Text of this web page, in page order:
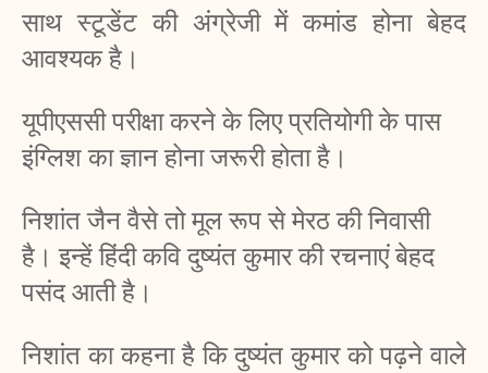
साथ स्टूडेंट की अंग्रेजी में कमांड होना बेहद
आवश्यक है।
यूपीएससी परीक्षा करने के लिए प्रतियोगी के पास
इंग्लिश का ज्ञान होना जरूरी होता है।
निशांत जैन वैसे तो मूल रूप से मेरठ की निवासी
है। इन्हें हिंदी कवि दुष्यंत कुमार की रचनाएं बेहद
पसंद आती है।
निशांत का कहना है कि दुष्यंत कुमार को पढ़ने वाले